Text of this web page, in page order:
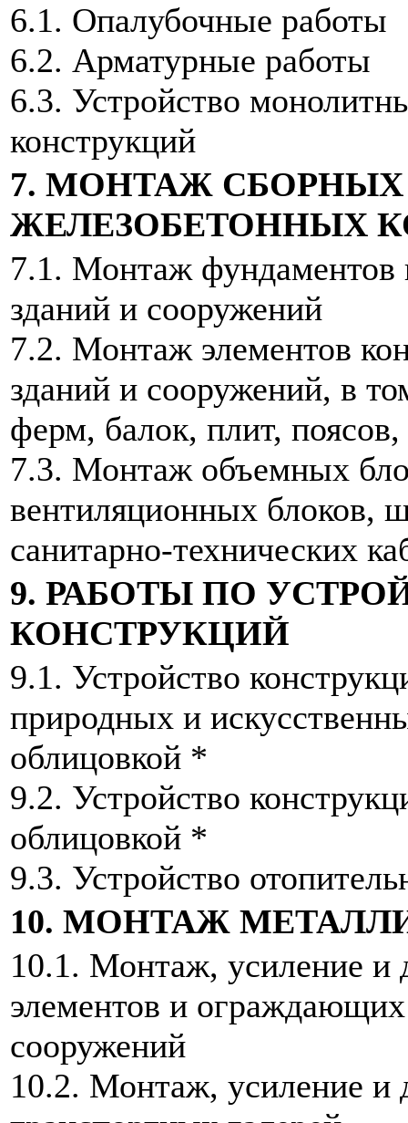
6.1. Опалубочные работы
6.2. Арматурные работы
6.3. Устройство
конструкций
7. МОНТАЖ
ЖЕЛЕЗОБЕТОННЫХ
7.1. Монтаж фундаментов
зданий и сооружений
7.2. Монтаж элементов
зданий и сооружений, в
ферм, балок, плит,
7.3. Монтаж объемных
вентиляционных блоков,
санитарно-технических
9. РАБОТЫ ПО
КОНСТРУКЦИЙ
9.1. Устройство
природных и
облицовкой *
9.2. Устройство
облицовкой *
9.3. Устройство
10. МОНТАЖ
10.1. Монтаж, усиление и
элементов и
сооружений
10.2. Монтаж, усиление и